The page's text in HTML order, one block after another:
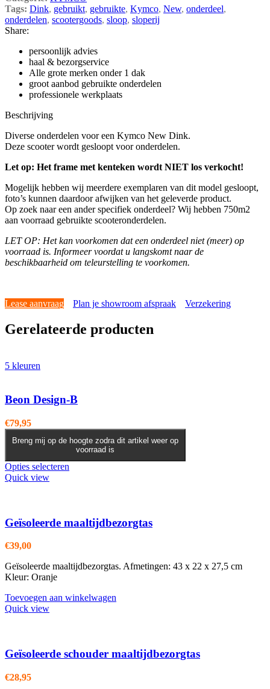
Tags: Dink, gebruikt, gebruikte, Kymco, New, onderdeel,
onderdelen, scootergoods, sloop, sloperij
Share:
persoonlijk advies
haal & bezorgservice
Alle grote merken onder 1 dak
groot aanbod gebruikte onderdelen
professionele werkplaats
Beschrijving
Diverse onderdelen voor een Kymco New Dink.
Deze scooter wordt gesloopt voor onderdelen.
Let op: Het frame met kenteken wordt NIET los verkocht!
Mogelijk hebben wij meerdere exemplaren van dit model gesloopt,
foto’s kunnen daardoor afwijken van het geleverde product.
Op zoek naar een ander specifiek onderdeel? Wij hebben 750m2
aan voorraad gebruikte scooteronderdelen.
LET OP: Het kan voorkomen dat een onderdeel niet (meer) op
voorraad is. Informeer voordat u langskomt naar de
beschikbaarheid om teleurstelling te voorkomen.
Lease aanvraag Plan je showroom afspraak Verzekering
Gerelateerde producten
5 kleuren
Beon Design-B
€79,95
Breng mij op de hoogte zodra dit artikel weer op
voorraad is
Opties selecteren
Deze
optie
worden
op
productpagina
Quick view
Geïsoleerde maaltijdbezorgtas
€39,00
Geïsoleerde maaltijdbezorgtas. Afmetingen: 43 x 22 x 27,5 cm
Kleur: Oranje
Toevoegen aan winkelwagen
Quick view
Geïsoleerde schouder maaltijdbezorgtas
€28,95